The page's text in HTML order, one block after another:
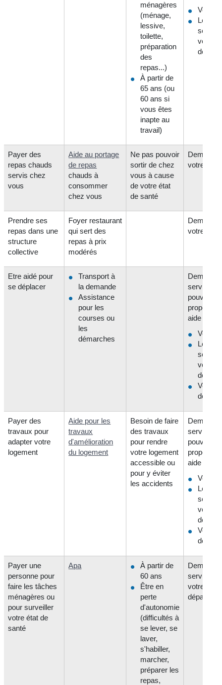
ménagères
(ménage,
lessive,
toilette,
préparation
des
repas...)
À partir de
65 ans (ou
60 ans si
vous êtes
inapte au
travail)
Votre
Les
votre
Payer des
repas chauds
servis chez
vous
Aide au portage
de repas
chauds à
consommer
chez vous
Ne pas pouvoir
sortir de chez
vous à cause
de votre état
de santé
votre
Prendre ses
repas dans une
structure
collective
Foyer restaurant
qui sert des
repas à prix
modérés
votre
Etre aidé pour
se déplacer
Transport à
la demande
Assistance
pour les
courses ou
les
démarches
services
pouvant
proposer
aide :
Votre
Les
votre
Votre
de
Payer des
travaux pour
adapter votre
logement
Aide pour les
travaux
d'amélioration
du logement
Besoin de faire
des travaux
pour rendre
votre logement
accessible ou
pour y éviter
les accidents
services
pouvant
proposer
aide :
Votre
Les
votre
Votre
de
Payer une
personne pour
faire les tâches
ménagères ou
pour surveiller
votre état de
santé
Apa
À partir de
60 ans
Être en
perte
d'autonomie
(difficultés à
se lever, se
laver,
s'habiller,
marcher,
préparer les
repas,
services
votre